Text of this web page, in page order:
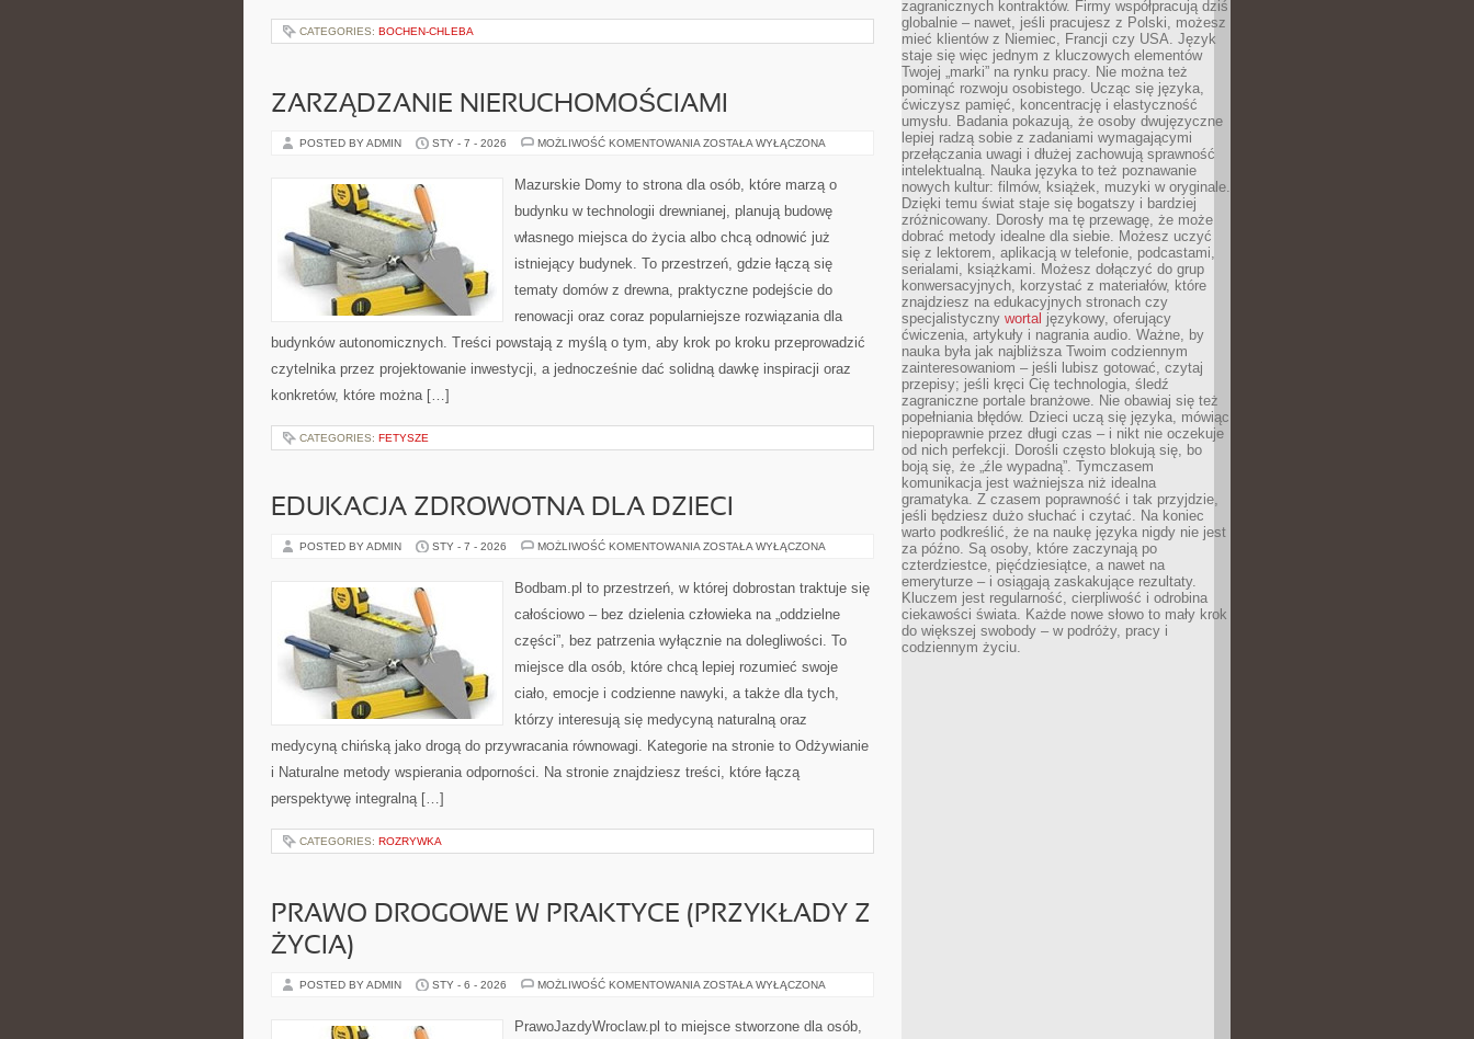
CATEGORIES: BOCHEN-CHLEBA
ZARZĄDZANIE NIERUCHOMOŚCIAMI
POSTED BY ADMIN STY - 7 - 2026 MOŻLIWOŚĆ KOMENTOWANIA ZARZĄDZANIE
ZOSTAŁA WYŁĄCZONA
Mazurskie Domy to strona dla osób, które marzą o
budynku w technologii drewnianej, planują budowę
własnego miejsca do życia albo chcą odnowić już
istniejący budynek. To przestrzeń, gdzie łączą się
tematy domów z drewna, praktyczne podejście do
renowacji oraz coraz popularniejsze rozwiązania dla
budynków autonomicznych. Treści powstają z myślą o tym, aby krok po kroku przeprowadzić
czytelnika przez projektowanie inwestycji, a jednocześnie dać solidną dawkę inspiracji oraz
konkretów, które można […]
CATEGORIES: FETYSZE
EDUKACJA ZDROWOTNA DLA DZIECI
POSTED BY ADMIN STY - 7 - 2026 MOŻLIWOŚĆ KOMENTOWANIA EDUKACJA
DZIECI
ZOSTAŁA WYŁĄCZONA
Bodbam.pl to przestrzeń, w której dobrostan traktuje się
całościowo – bez dzielenia człowieka na „oddzielne
części”, bez patrzenia wyłącznie na dolegliwości. To
miejsce dla osób, które chcą lepiej rozumieć swoje
ciało, emocje i codzienne nawyki, a także dla tych,
którzy interesują się medycyną naturalną oraz
medycyną chińską jako drogą do przywracania równowagi. Kategorie na stronie to Odżywianie
i Naturalne metody wspierania odporności. Na stronie znajdziesz treści, które łączą
perspektywę integralną […]
CATEGORIES: ROZRYWKA
PRAWO DROGOWE W PRAKTYCE (PRZYKŁADY Z
ŻYCIA)
POSTED BY ADMIN STY - 6 - 2026 MOŻLIWOŚĆ KOMENTOWANIA PRAWO
PRAKTYCE
(PRZYKŁADY
ZOSTAŁA WYŁĄCZONA
PrawoJazdyWroclaw.pl to miejsce stworzone dla osób,
zagranicznych kontraktów. Firmy współpracują dziś
globalnie – nawet, jeśli pracujesz z Polski, możesz
mieć klientów z Niemiec, Francji czy USA. Język
staje się więc jednym z kluczowych elementów
Twojej „marki” na rynku pracy. Nie można też
pominąć rozwoju osobistego. Ucząc się języka,
ćwiczysz pamięć, koncentrację i elastyczność
umysłu. Badania pokazują, że osoby dwujęzyczne
lepiej radzą sobie z zadaniami wymagającymi
przełączania uwagi i dłużej zachowują sprawność
intelektualną. Nauka języka to też poznawanie
nowych kultur: filmów, książek, muzyki w oryginale.
Dzięki temu świat staje się bogatszy i bardziej
zróżnicowany. Dorosły ma tę przewagę, że może
dobrać metody idealne dla siebie. Możesz uczyć
się z lektorem, aplikacją w telefonie, podcastami,
serialami, książkami. Możesz dołączyć do grup
konwersacyjnych, korzystać z materiałów, które
znajdziesz na edukacyjnych stronach czy
specjalistyczny wortal językowy, oferujący
ćwiczenia, artykuły i nagrania audio. Ważne, by
nauka była jak najbliższa Twoim codziennym
zainteresowaniom – jeśli lubisz gotować, czytaj
przepisy; jeśli kręci Cię technologia, śledź
zagraniczne portale branżowe. Nie obawiaj się też
popełniania błędów. Dzieci uczą się języka, mówiąc
niepoprawnie przez długi czas – i nikt nie oczekuje
od nich perfekcji. Dorośli często blokują się, bo
boją się, że „źle wypadną”. Tymczasem
komunikacja jest ważniejsza niż idealna
gramatyka. Z czasem poprawność i tak przyjdzie,
jeśli będziesz dużo słuchać i czytać. Na koniec
warto podkreślić, że na naukę języka nigdy nie jest
za późno. Są osoby, które zaczynają po
czterdziestce, pięćdziesiątce, a nawet na
emeryturze – i osiągają zaskakujące rezultaty.
Kluczem jest regularność, cierpliwość i odrobina
ciekawości świata. Każde nowe słowo to mały krok
do większej swobody – w podróży, pracy i
codziennym życiu.